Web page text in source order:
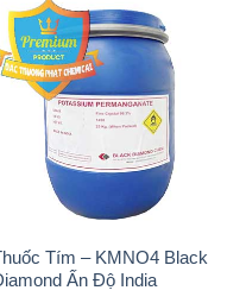
Thuốc Tím – KMNO4 Black
Diamond Ấn Độ India